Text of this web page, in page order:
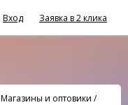
Вход Заявка в 2 клика
Магазины и оптовики /